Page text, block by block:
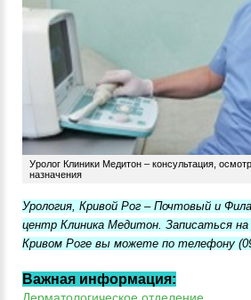
Уролог Клиники Медитон – консультация,
назначения
Урология, Кривой Рог –Почтовый и
центр Клиника Медитон. Записаться на
Кривом Роге вы можете по телефону
Важная информация: